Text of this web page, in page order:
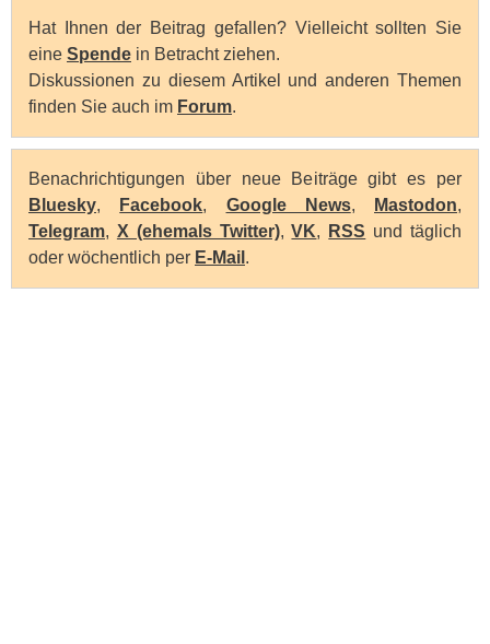
Hat Ihnen der Beitrag gefallen? Vielleicht sollten Sie
eine Spende in Betracht ziehen.
Diskussionen zu diesem Artikel und anderen Themen
finden Sie auch im Forum.
Benachrichtigungen über neue Beiträge gibt es per
Bluesky, Facebook, Google News, Mastodon,
Telegram, X (ehemals Twitter),VK, RSS und täglich
oder wöchentlich per E-Mail .